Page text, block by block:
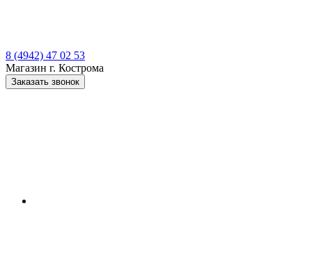
8 (4942) 47 02 53
Магазин г. Кострома
Заказать звонок